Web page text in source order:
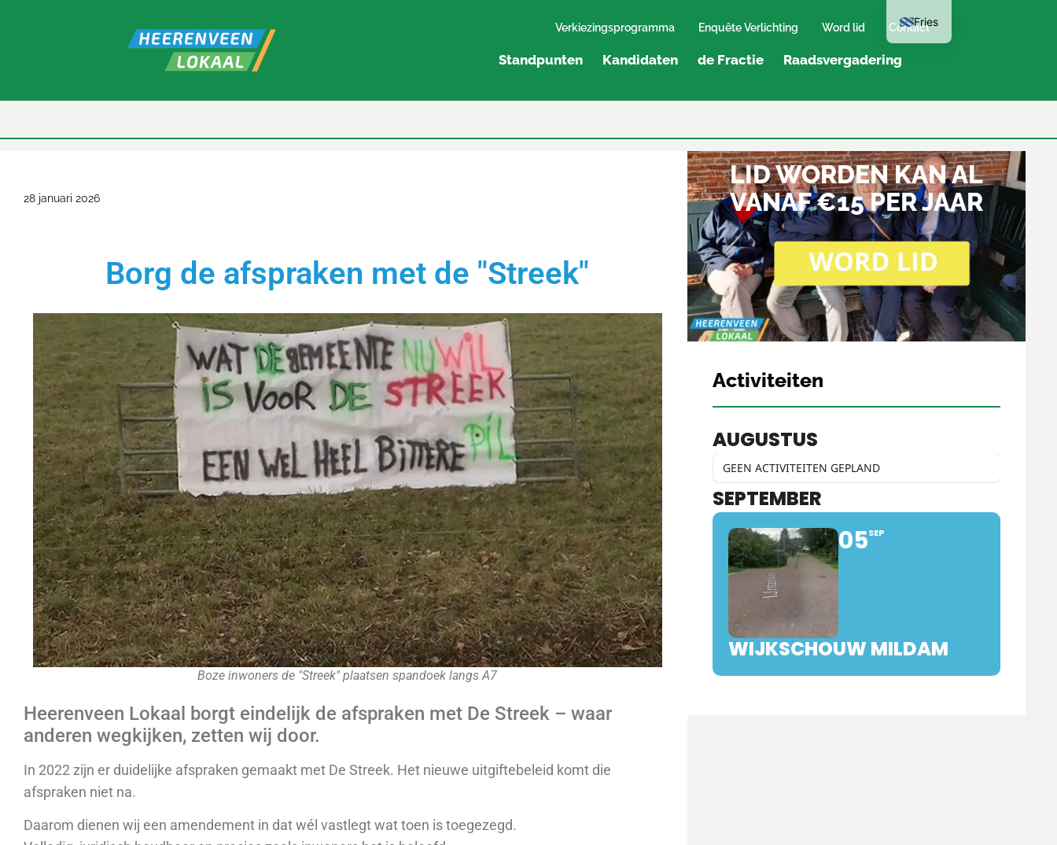
Verkiezingsprogramma Enquête Verlichting Word lid Contact
Standpunten Kandidaten de Fractie Raadsvergadering
28 januari 2026
Borg de afspraken met de "Streek"
Boze inwoners de "Streek" plaatsen spandoek langs A7
Heerenveen Lokaal borgt eindelijk de afspraken met De Streek – waar
anderen wegkijken, zetten wij door.
In 2022 zijn er duidelijke afspraken gemaakt met De Streek. Het nieuwe uitgiftebeleid komt die
afspraken niet na.
Daarom dienen wij een amendement in dat wél vastlegt wat toen is toegezegd.
LID WORDEN KAN AL
VANAF €15 PER JAAR
Activiteiten
AUGUSTUS
GEEN ACTIVITEITEN GEPLAND
SEPTEMBER
05SEP
WIJKSCHOUW MILDAM
Fries